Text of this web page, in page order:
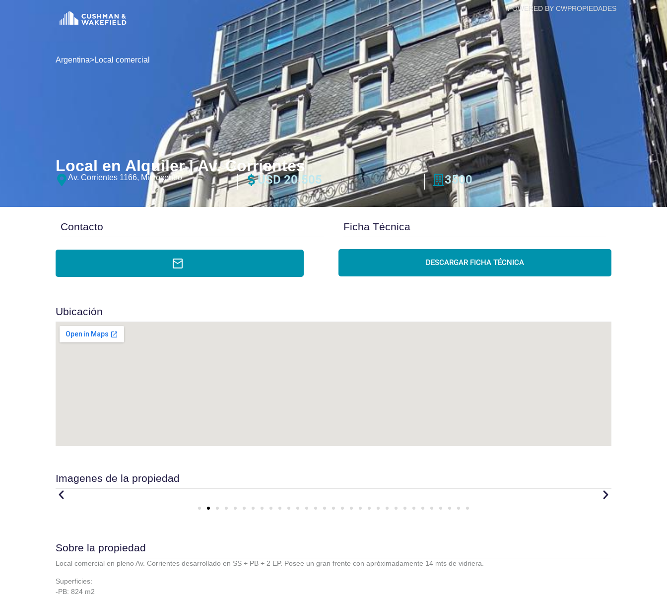
POWERED BY CWPROPIEDADES
Argentina>Local comercial
Local en Alquiler | Av. Corrientes
Av. Corrientes 1166, Microcentro USD 20.505 3500
Contacto Ficha Técnica
DESCARGAR FICHA TÉCNICA
Ubicación
Imagenes de la propiedad
Sobre la propiedad
Local comercial en pleno Av. Corrientes desarrollado en SS + PB + 2 EP. Posee un gran frente con apróximadamente 14 mts de vidriera.
Superficies:
-PB: 824 m2